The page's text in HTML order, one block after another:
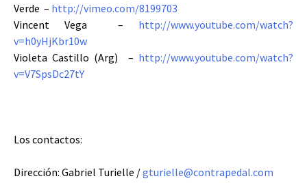
Verde – http://vimeo.com/8199703
Vincent Vega – http://www.youtube.com/watch?
v=h0yHjKbr10w
Violeta Castillo (Arg) – http://www.youtube.com/watch?
v=V7SpsDc27tY
Los contactos:
Dirección: Gabriel Turielle /gturielle@contrapedal.com